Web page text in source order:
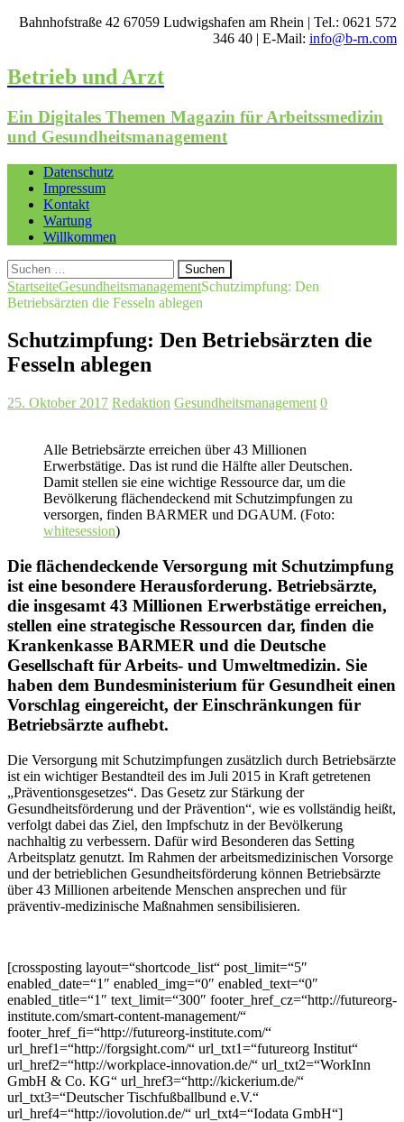
Bahnhofstraße 42 67059 Ludwigshafen am Rhein | Tel.: 0621 572
346 40 | E-Mail: info@b-rn.com
Betrieb und Arzt
Ein Digitales Themen Magazin für Arbeitssmedizin
und Gesundheitsmanagement
Datenschutz
Impressum
Kontakt
Wartung
Willkommen
Suchen
nach:
StartseiteGesundheitsmanagementSchutzimpfung: Den
Betriebsärzten die Fesseln ablegen
Schutzimpfung: Den Betriebsärzten die
Fesseln ablegen
25. Oktober 2017 Redaktion Gesundheitsmanagement 0
Alle Betriebsärzte erreichen über 43 Millionen
Erwerbstätige. Das ist rund die Hälfte aller Deutschen.
Damit stellen sie eine wichtige Ressource dar, um die
Bevölkerung flächendeckend mit Schutzimpfungen zu
versorgen, finden BARMER und DGAUM. (Foto:
whitesession)
Die flächendeckende Versorgung mit Schutzimpfung
ist eine besondere Herausforderung. Betriebsärzte,
die insgesamt 43 Millionen Erwerbstätige erreichen,
stellen eine strategische Ressourcen dar, finden die
Krankenkasse BARMER und die Deutsche
Gesellschaft für Arbeits- und Umweltmedizin. Sie
haben dem Bundesministerium für Gesundheit einen
Vorschlag eingereicht, der Einschränkungen für
Betriebsärzte aufhebt.
Die Versorgung mit Schutzimpfungen zusätzlich durch Betriebsärzte
ist ein wichtiger Bestandteil des im Juli 2015 in Kraft getretenen
„Präventionsgesetzes“. Das Gesetz zur Stärkung der
Gesundheitsförderung und der Prävention“, wie es vollständig heißt,
verfolgt dabei das Ziel, den Impfschutz in der Bevölkerung
nachhaltig zu verbessern. Dafür wird Besonderen das Setting
Arbeitsplatz genutzt. Im Rahmen der arbeitsmedizinischen Vorsorge
und der betrieblichen Gesundheitsförderung können Betriebsärzte
über 43 Millionen arbeitende Menschen ansprechen und für
präventiv-medizinische Maßnahmen sensibilisieren.
[crossposting layout=“shortcode_list“ post_limit=“5″
enabled_date=“1″ enabled_img=“0″ enabled_text=“0″
enabled_title=“1″ text_limit=“300″ footer_href_cz=“http://futureorg-
institute.com/smart-content-management/“
footer_href_fi=“http://futureorg-institute.com/“
url_href1=“http://forgsight.com/“ url_txt1=“futureorg Institut“
url_href2=“http://workplace-innovation.de/“ url_txt2=“WorkInn
GmbH & Co. KG“ url_href3=“http://kickerium.de/“
url_txt3=“Deutscher Tischfußballbund e.V.“
url_href4=“http://iovolution.de/“ url_txt4=“Iodata GmbH“]